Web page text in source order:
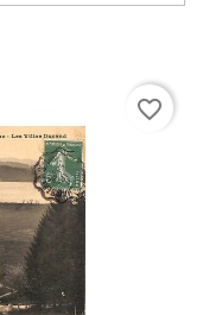
favorite_border